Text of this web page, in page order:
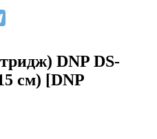
DNP DS-
см) [DNP